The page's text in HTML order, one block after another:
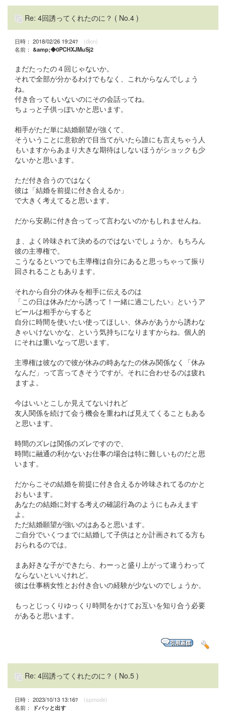
Re: 4回誘ってくれたのに？ ( No.4 )
日時： 2018/02/26 19:24ﾂ (dion)
名前： &amp;◆0PCHXJMuSj2
まだたったの４回じゃないか。
それで全部が分かるわけでもなく、これからなんでしょう
ね。
付き合ってもいないのにその会話ってね。
ちょっと子供っぽいかと思います。
相手がただ単に結婚願望が強くて、
そういうことに意欲的で目当てがいたら誰にも言えちゃう人
もいますからあまり大きな期待はしないほうがショックも少
ないかと思います。
ただ付き合うのではなく
彼は「結婚を前提に付き合えるか」
で大きく考えてると思います。
だから安易に付き合ってって言わないのかもしれませんね。
ま、よく吟味されて決めるのではないでしょうか。もちろん
彼の主導権で。
こうなるといつでも主導権は自分にあると思っちゃって振り
回されることもあります。
それから自分の休みを相手に伝えるのは
「この日は休みだから誘って！一緒に過ごしたい」というア
ピールは相手からすると
自分に時間を使いたい使ってほしい、休みがあうから誘わな
きゃいけないかな、という気持ちになりますからね。個人的
にそれは重いなって思います。
主導権は彼なので彼が休みの時あなたの休み関係なく「休み
なんだ」って言ってきそうですが。それに合わせるのは疲れ
ますよ。
今はいいとこしか見えてないけれど
友人関係を続けて会う機会を重ねれば見えてくることもある
と思います。
時間のズレは関係のズレですので、
時間に融通の利かないお仕事の場合は特に難しいものだと思
います。
だからこその結婚を前提に付き合えるか吟味されてるのかと
おもいます。
あなたの結婚に対する考えの確認行為のようにもみえます
よ。
ただ結婚願望が強いのはあると思います。
ご自分でいくつまでに結婚して子供はとか計画されてる方も
おられるのでは。
まあ好きな子ができたら、わーっと盛り上がって違うわって
ならないといいけれど。
彼は仕事柄女性とお付き合いの経験が少ないのでしょうか。
もっとじっくりゆっくり時間をかけてお互いを知り合う必要
があると思います。
Re: 4回誘ってくれたのに？ ( No.5 )
日時： 2023/10/13 13:16ﾂ (spmode)
名前：
ドバッと出す